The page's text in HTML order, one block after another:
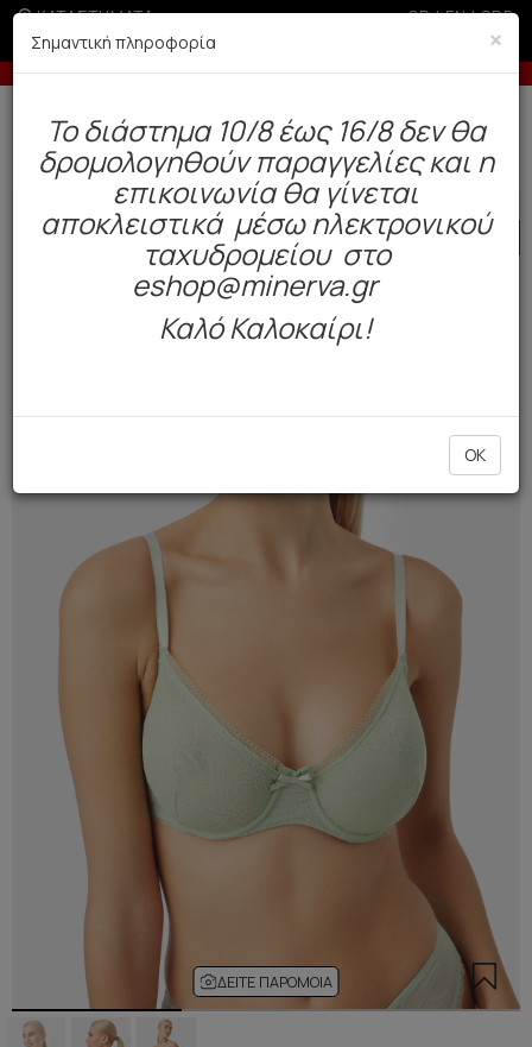
ΚΑΤΑΣΤΗΜΑΤΑ GR|EN|SRB
άνω των 200€ Έως 6 άτοκες
Δωρεάν αποστολή άνω των 49€. Παράδοση σε 3-5 εργάσιμες.
Γυναίκα Εσώρουχα / Lingerie Σουτιέν
HOT
ΔΕΊΤΕ ΠΑΡΌΜΟΙΑ
×
Σημαντική πληροφορία
To διάστημα 10/8 έως 16/8 δεν θα
δρομολογηθούν παραγγελίες και η
επικοινωνία θα γίνεται
αποκλειστικά μέσω ηλεκτρονικού
ταχυδρομείου στο
eshop@minerva.gr
Καλό Καλοκαίρι!
OK